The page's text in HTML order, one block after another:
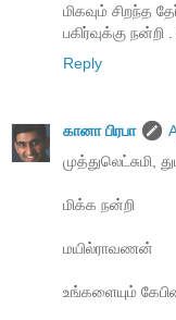
மிகவும் சிறந்த
பகிர்வுக்கு
Reply
கானா பிரபா
முத்துலெட்சுமி,
மிக்க நன்றி
மயில்ராவணன்
உங்களையும்